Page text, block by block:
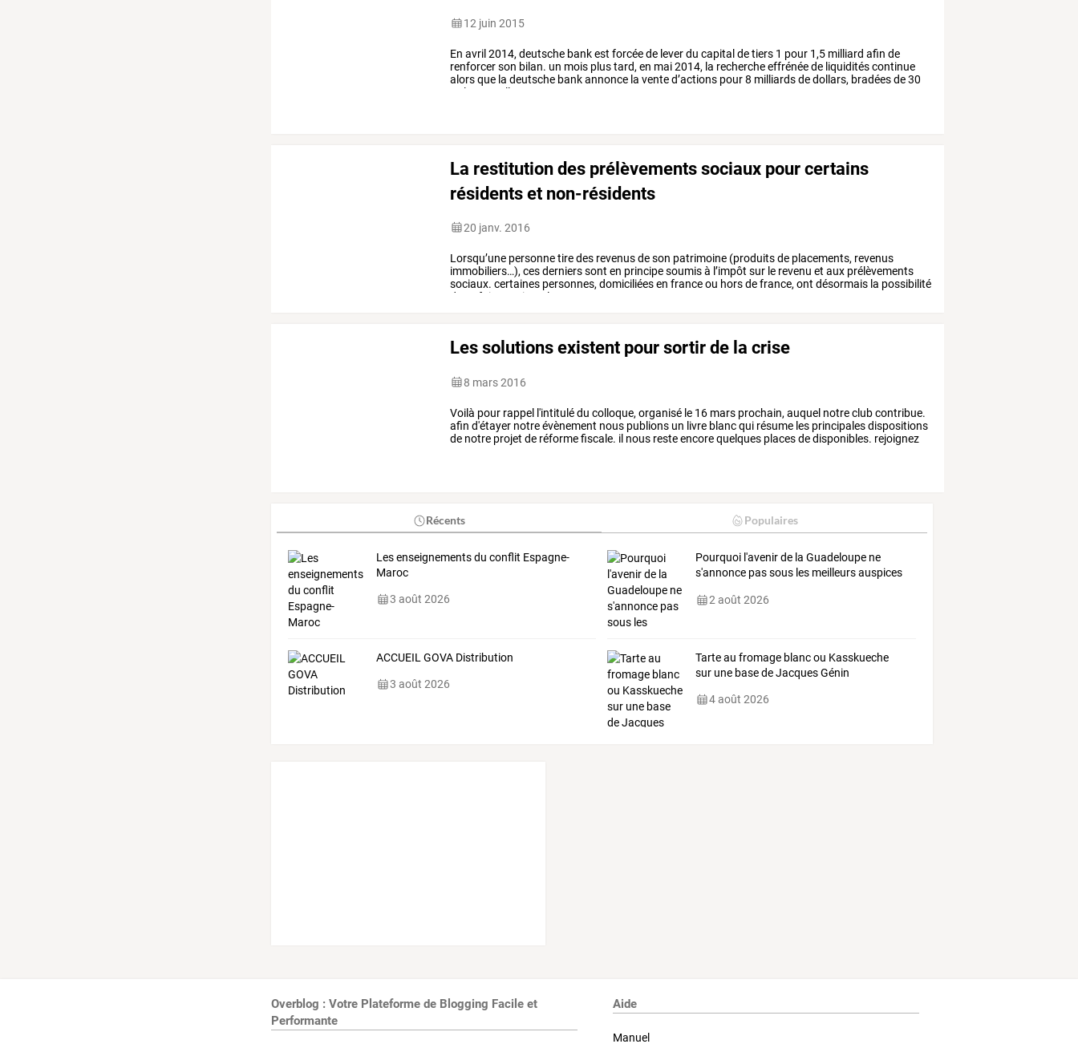
12 juin 2015
En avril 2014, deutsche bankest forcéede leverdu capital detiers 1 pour 1,5 milliard afin de
renforcerson bilan. un mois plustard, en mai2014, la rechercheeffrénéede liquiditéscontinue
alorsque la deutsche bankannonce la vented’actions pour8 milliardsdedollars, bradéesde30
la nouvelle
La restitution des prélèvements sociaux pour certains
résidents et non-résidents
20 janv. 2016
Lorsqu’une personnetiredes revenusdeson patrimoine (produitsde placements, revenus
immobiliers…), cesdernierssont en principesoumisà l’impôt sur le revenu et aux prélèvements
sociaux. certaines personnes, domiciliéesen franceou horsdefrance, ont désormais la possibilité
de
faire restituer les
Les solutions existent pour sortir de la crise
8 mars 2016
Voilà pour rappel l'intitulédu colloque, organisé le 16 mars prochain, auquel notreclubcontribue.
afin d'étayer notreévènement nous publions un livre blancqui résume les principalesdispositions
de notre projet de réformefiscale. il nous resteencorequelques placesdedisponibles. rejoignez
Récents Populaires
Les enseignements du conflit Espagne-
Maroc
3 août 2026
Pourquoi l'avenirde la Guadeloupe ne
s'annonce passous les meilleursauspices
2 août 2026
ACCUEIL GOVA Distribution
3 août 2026
Tarte au fromage blanc ou Kasskueche
sur une base de Jacques Génin
4 août 2026
Overblog : Votre Plateforme de Blogging Facile et
Performante
Aide
Manuel